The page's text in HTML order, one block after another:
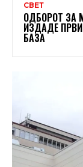
СВЕТ
ОДБОРОТ ЗА
ИЗДАДЕ
БАЗА